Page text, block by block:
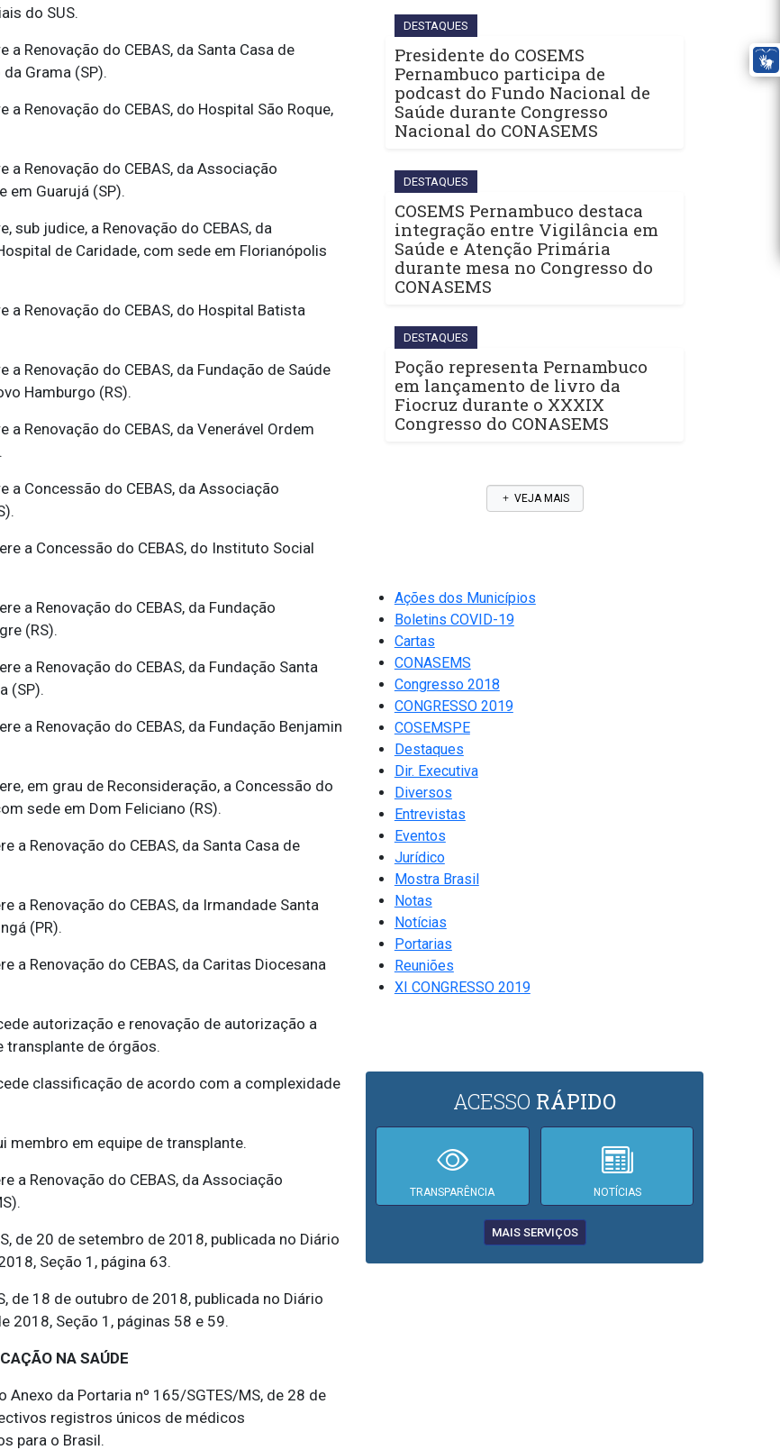
do SUS.
a Renovação do CEBAS, da Santa Casa de
Grama (SP).
a Renovação do CEBAS, do Hospital São Roque,
a Renovação do CEBAS, da Associação
em Guarujá (SP).
sub judice, a Renovação do CEBAS, da
de Caridade, com sede em Florianópolis
a Renovação do CEBAS, do Hospital Batista
a Renovação do CEBAS, da Fundação de Saúde
Hamburgo (RS).
a Renovação do CEBAS, da Venerável Ordem
a Concessão do CEBAS, da Associação
a Concessão do CEBAS, do Instituto Social
a Renovação do CEBAS, da Fundação
(RS).
a Renovação do CEBAS, da Fundação Santa
(SP).
a Renovação do CEBAS, da Fundação Benjamin
em grau de Reconsideração, a Concessão do
sede em Dom Feliciano (RS).
a Renovação do CEBAS, da Santa Casa de
a Renovação do CEBAS, da Irmandade Santa
(PR).
a Renovação do CEBAS, da Caritas Diocesana
autorização e renovação de autorização a
transplante de órgãos.
classificação de acordo com a complexidade
membro em equipe de transplante.
a Renovação do CEBAS, da Associação
de 20 de setembro de 2018, publicada no Diário
Seção 1, página 63.
de 18 de outubro de 2018, publicada no Diário
2018, Seção 1, páginas 58 e 59.
NA SAÚDE
Anexo da Portaria nº 165/SGTES/MS, de 28 de
registros únicos de médicos
para o Brasil.
DESTAQUES
Presidente do COSEMS
Pernambuco participa de
podcast do Fundo Nacional de
Saúde durante Congresso
Nacional do CONASEMS
DESTAQUES
COSEMS Pernambuco destaca
integração entre Vigilância em
Saúde e Atenção Primária
durante mesa no Congresso do
CONASEMS
DESTAQUES
Poção representa Pernambuco
em lançamento de livro da
Fiocruz durante o XXXIX
Congresso do CONASEMS
VEJA MAIS
Ações dos Municípios
Boletins COVID-19
Cartas
CONASEMS
Congresso 2018
CONGRESSO 2019
COSEMSPE
Destaques
Dir. Executiva
Diversos
Entrevistas
Eventos
Jurídico
Mostra Brasil
Notas
Notícias
Portarias
Reuniões
XI CONGRESSO 2019
ACESSO RÁPIDO
TRANSPARÊNCIA NOTÍCIAS
MAIS SERVIÇOS